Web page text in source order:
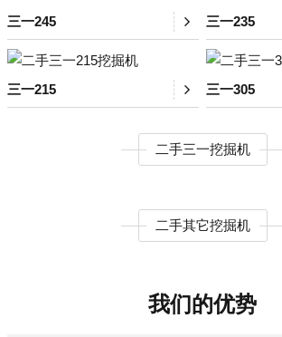
三一245 三一235
三一215 三一305
二手三一挖掘机
二手其它挖掘机
我们的优势